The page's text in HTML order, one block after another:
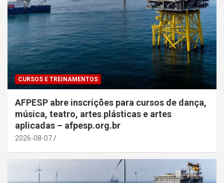
CURSOS E TREINAMENTOS
AFPESP abre inscrições para cursos de dança,
música, teatro, artes plásticas e artes
aplicadas – afpesp.org.br
2026-08-07